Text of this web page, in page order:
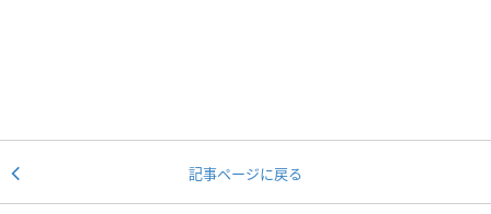
記事ページに戻る